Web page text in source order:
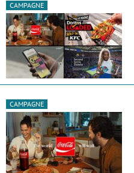
CAMPAGNE
CAMPAGNE